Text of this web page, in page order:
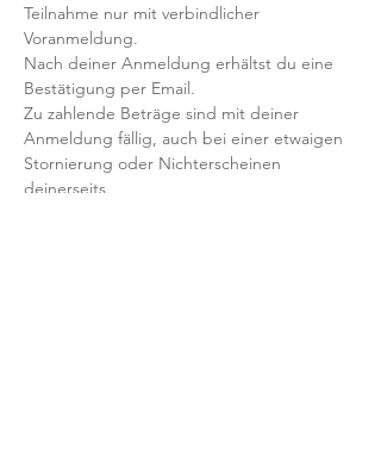
Teilnahme nur mit verbindlicher
Voranmeldung.
Nach deiner Anmeldung erhältst du eine
Bestätigung per Email.
Zu zahlende Beträge sind mit deiner
Anmeldung fällig, auch bei einer etwaigen
Stornierung oder Nichterscheinen
deinerseits.